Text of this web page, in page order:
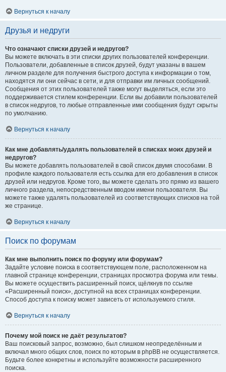
Вернуться к началу
Друзья и недруги
Что означают списки друзей и недругов?
Вы можете включать в эти списки других пользователей конференции.
Пользователи, добавленные в список друзей, будут указаны в вашем
личном разделе для получения быстрого доступа к информации о том,
находятся ли они сейчас в сети, и для отправки им личных сообщений.
Сообщения от этих пользователей также могут выделяться, если это
поддерживается стилем конференции. Если вы добавили пользователей
в список недругов, то любые отправленные ими сообщения будут скрыты
по умолчанию.
Вернуться к началу
Как мне добавлять/удалять пользователей в списках моих друзей и
недругов?
Вы можете добавлять пользователей в свой список двумя способами. В
профиле каждого пользователя есть ссылка для его добавления в список
друзей или недругов. Кроме того, вы можете сделать это прямо из вашего
личного раздела, непосредственным вводом имени пользователя. Вы
можете также удалять пользователей из соответствующих списков на той
же странице.
Вернуться к началу
Поиск по форумам
Как мне выполнить поиск по форуму или форумам?
Задайте условие поиска в соответствующем поле, расположенном на
главной странице конференции, страницах просмотра форума или темы.
Вы можете осуществить расширенный поиск, щёлкнув по ссылке
«Расширенный поиск», доступной на всех страницах конференции.
Способ доступа к поиску может зависеть от используемого стиля.
Вернуться к началу
Почему мой поиск не даёт результатов?
Ваш поисковый запрос, возможно, был слишком неопределённым и
включал много общих слов, поиск по которым в phpBB не осуществляется.
Будьте более конкретны и используйте возможности расширенного
поиска.